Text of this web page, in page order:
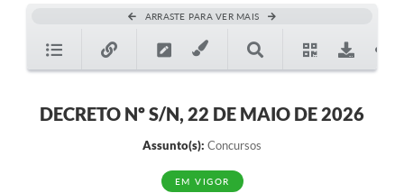
ARRASTE PARA VER MAIS
DECRETO Nº S/N, 22 DE MAIO DE 2026
Assunto(s): Concursos
EM VIGOR